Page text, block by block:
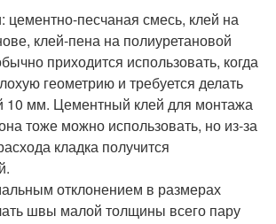
цементно-песчаная смесь, клей на
клей-пена на полиуретановой
приходится использовать, когда
геометрию и требуется делать
мм. Цементный клей для монтажа
тоже можно использовать, но из-за
кладка получится
отклонением в размерах
швы малой толщины всего пару